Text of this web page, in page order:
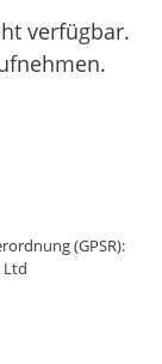
verfügbar.
(GPSR):
Ltd